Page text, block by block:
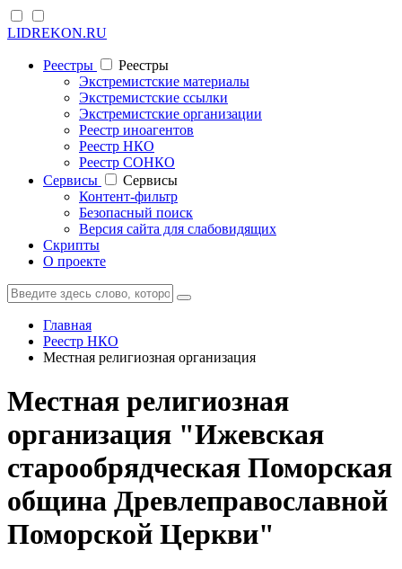
LIDREKON.RU
Реестры
Реестры
Экстремистские материалы
Экстремистские ссылки
Экстремистские организации
Реестр иноагентов
Реестр НКО
Реестр СОНКО
Cервисы
Cервисы
Контент-фильтр
Безопасный поиск
Версия сайта для слабовидящих
Скрипты
О проекте
Главная
Реестр НКО
Местная религиозная организация
Местная религиозная
организация "Ижевская
старообрядческая Поморская
община Древлеправославной
Поморской Церкви"